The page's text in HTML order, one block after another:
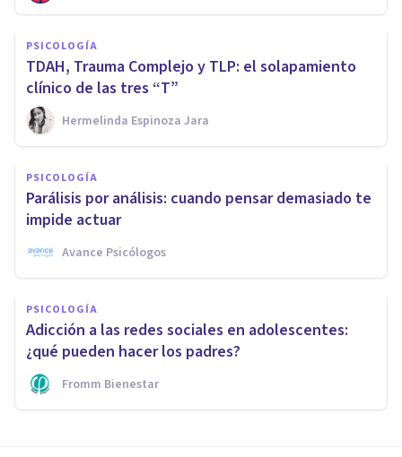
PSICOLOGÍA
TDAH, Trauma Complejo y TLP: el solapamiento
clínico de las tres “T”
Hermelinda Espinoza Jara
PSICOLOGÍA
Parálisis por análisis: cuando pensar demasiado te
impide actuar
Avance Psicólogos
PSICOLOGÍA
Adicción a las redes sociales en adolescentes:
¿qué pueden hacer los padres?
Fromm Bienestar